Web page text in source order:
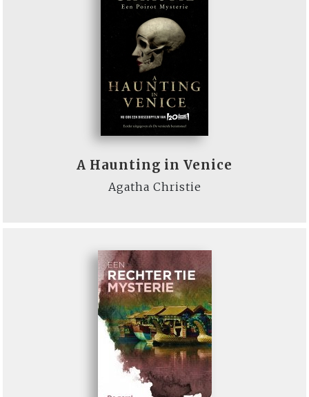
A Haunting in Venice
Agatha Christie